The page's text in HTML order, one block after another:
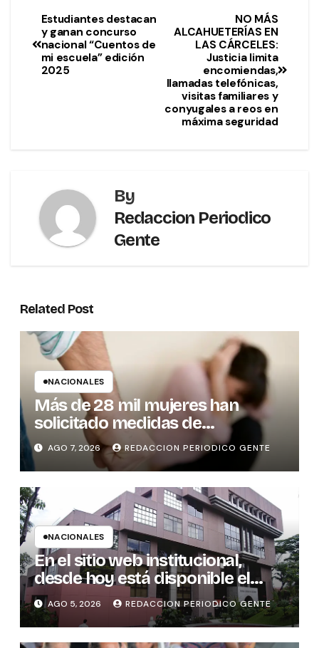
NO MÁS
ALCAHUETERÍAS EN
LAS CÁRCELES:
Justicia limita
encomiendas,
llamadas telefónicas,
visitas familiares y
conyugales a reos en
máxima seguridad
Estudiantes destacan
y ganan concurso
nacional “Cuentos de
mi escuela” edición
2025
By
Redaccion Periodico
Gente
Related Post
NACIONALES
Más de 28 mil mujeres han
solicitado medidas de
protección
AGO 7, 2026 REDACCION PERIODICO GENTE
NACIONALES
En el sitio web institucional,
desde hoy está disponible el
sistema “Matrimonio en Línea”
para los notarios del país
AGO 5, 2026 REDACCION PERIODICO GENTE